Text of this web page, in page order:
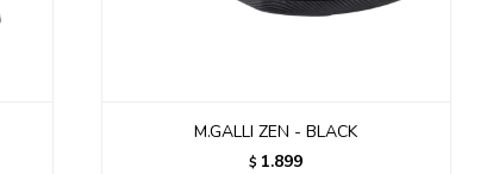
M.GALLI ZEN - BLACK
$ 1.899